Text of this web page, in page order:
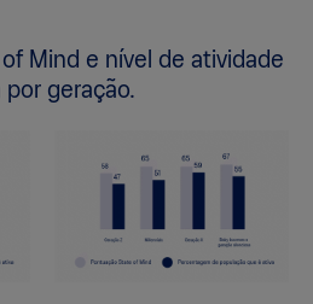
Mind e nível de atividade
por geração.